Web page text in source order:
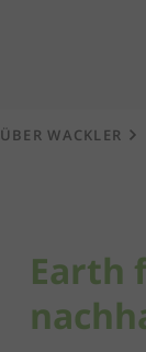
ÜBER WACKLER
Earth